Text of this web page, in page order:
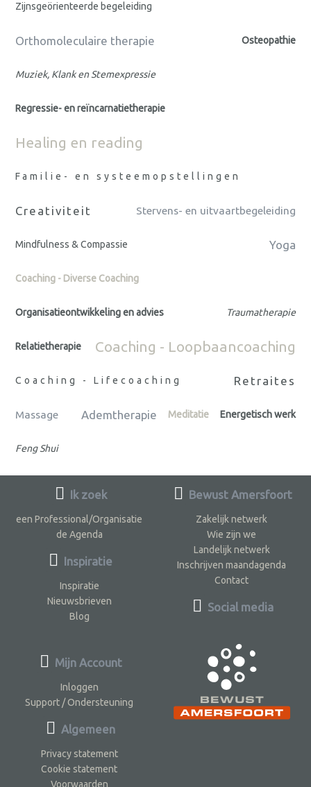
Zijnsgeörienteerde begeleiding
Orthomoleculaire therapie Osteopathie
Muziek, Klank en Stemexpressie
Regressie- en reïncarnatietherapie
Healing en reading
Familie- en systeemopstellingen
Creativiteit Stervens- en uitvaartbegeleiding
Mindfulness & Compassie Yoga
Coaching - Diverse Coaching
Organisatieontwikkeling en advies Traumatherapie
Relatietherapie Coaching - Loopbaancoaching
Coaching - Lifecoaching Retraites
Massage Ademtherapie Meditatie Energetisch werk
Feng Shui
Ik zoek
een Professional/Organisatie
de Agenda
Inspiratie
Inspiratie
Nieuwsbrieven
Blog
Bewust Amersfoort
Zakelijk netwerk
Wie zijn we
Landelijk netwerk
Inschrijven maandagenda
Contact
Social media
Mijn Account
Inloggen
Support / Ondersteuning
Algemeen
Privacy statement
Cookie statement
Voorwaarden